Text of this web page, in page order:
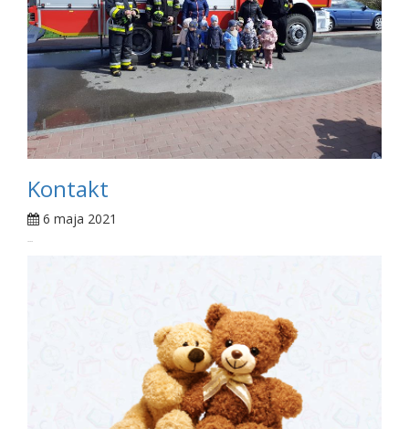
Kontakt
6 maja 2021